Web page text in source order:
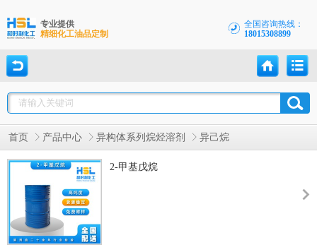
全国咨询热线：
18015308899
专业提供
精细化工油品定制
首页 产品中心 异构体系列烷烃溶剂 异己烷
2-甲基戊烷